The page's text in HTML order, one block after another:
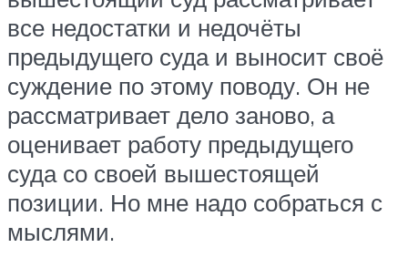
все недостатки и недочёты
предыдущего суда и выносит своё
суждение по этому поводу. Он не
рассматривает дело заново, а
оценивает работу предыдущего
суда со своей вышестоящей
позиции. Но мне надо собраться с
мыслями.